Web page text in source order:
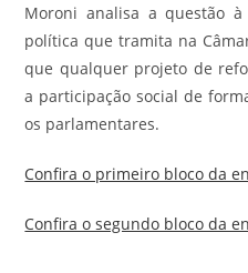
Moroni analisa a questão
política que tramita na
que qualquer projeto de
a participação social de
os parlamentares.
Confira o primeiro bloco da
Confira o segundo bloco da